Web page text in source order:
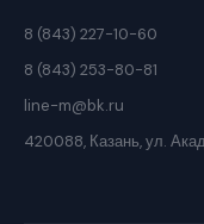
8 (843) 227-10-60
8 (843) 253-80-81
line-m@bk.ru
420088, Казань, ул.